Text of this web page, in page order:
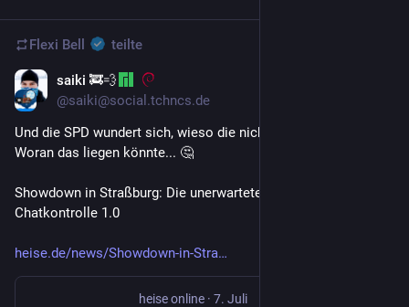
Flexi Bell teilte
saiki 🚒💨
@saiki@social.tchncs.de
Und die SPD wundert sich, wieso die nicht gewählt werden.
Woran das liegen könnte... 🤔
Showdown in Straßburg: Die unerwartete Rückkehr der
Chatkontrolle 1.0
heise.de/news/Showdown-in-Stra
heise online · 7. Juli